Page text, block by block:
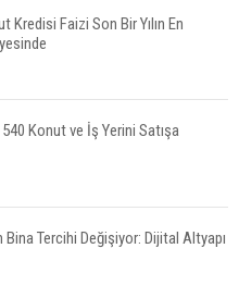
Kredisi Faizi Son Bir Yılın En
Konut ve İş Yerini Satışa
Bina Tercihi Değişiyor: Dijital Altyapı